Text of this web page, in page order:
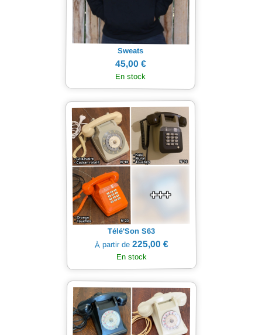
Sweats
45,00 €
En stock
Télé'Son S63
À partir de 225,00 €
En stock